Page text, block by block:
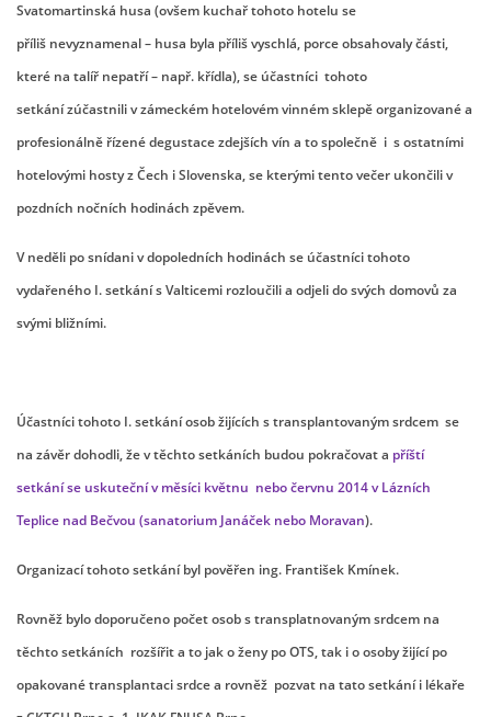
Svatomartinská husa (ovšem kuchař tohoto hotelu se
příliš nevyznamenal – husa byla příliš vyschlá, porce obsahovaly části,
které na talíř nepatří – např. křídla), se účastníci tohoto
setkání zúčastnili v zámeckém hotelovém vinném sklepě organizované a
profesionálně řízené degustace zdejších vín a to společně i s ostatními
hotelovými hosty z Čech i Slovenska, se kterými tento večer ukončili v
pozdních nočních hodinách zpěvem.
V neděli po snídani v dopoledních hodinách se účastníci tohoto
vydařeného I. setkání s Valticemi rozloučili a odjeli do svých domovů za
svými bližními.
Účastníci tohoto I. setkání osob žijících s transplantovaným srdcem se
na závěr dohodli, že v těchto setkáních budou pokračovat a příští
setkání se uskuteční v měsíci květnu nebo červnu 2014 v Lázních
Teplice nad Bečvou (sanatorium Janáček nebo Moravan).
Organizací tohoto setkání byl pověřen ing. František Kmínek.
Rovněž bylo doporučeno počet osob s transplatnovaným srdcem na
těchto setkáních rozšířit a to jak o ženy po OTS, tak i o osoby žijící po
opakované transplantaci srdce a rovněž pozvat na tato setkání i lékaře